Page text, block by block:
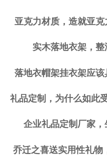
亚克力材质，造就亚
实木落地衣架，
落地衣帽架挂衣架应
礼品定制，为什么如此
企业礼品定制厂家
乔迁之喜送实用性礼物